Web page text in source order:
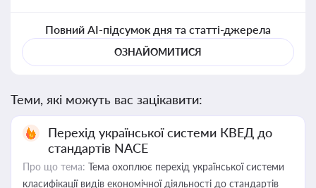
Повний AI-підсумок дня та статті-джерела
ОЗНАЙОМИТИСЯ
Теми, які можуть вас зацікавити:
Перехід української системи КВЕД до
стандартів NACE
Про що тема: Тема охоплює перехід української системи
класифікації видів економічної діяльності до стандартів